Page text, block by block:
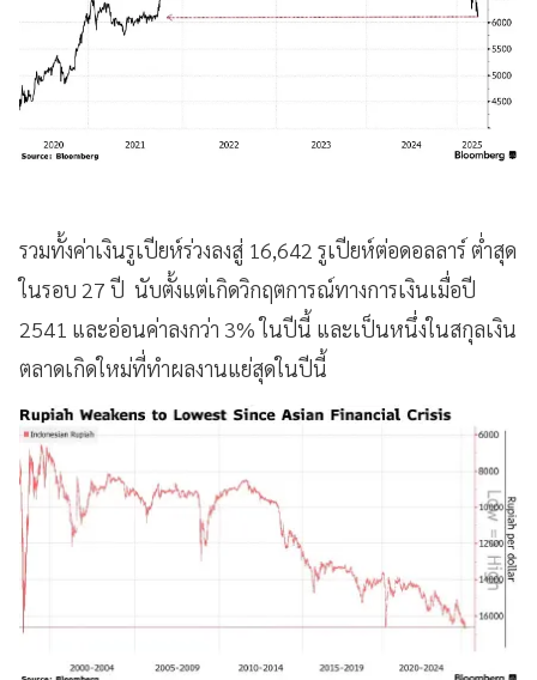
รวมทั้งค่าเงินรูเปียห์ร่วงลงสู่ 16,642 รูเปียห์ต่อดอลลาร์ ต่ำสุด
ในรอบ 27 ปี นับตั้งแต่เกิดวิกฤตการณ์ทางการเงินเมื่อปี
2541 และอ่อนค่าลงกว่า 3% ในปีนี้ และเป็นหนึ่งในสกุลเงิน
ตลาดเกิดใหม่ที่ทำผลงานแย่สุดในปีนี้